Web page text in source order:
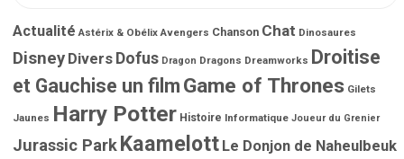
Actualité Astérix & Obélix Avengers Chanson Chat Dinosaures
Disney Divers Dofus Dragon Dragons Dreamworks Droitise
et Gauchise un film Game of Thrones Gilets
Jaunes Harry Potter Histoire Informatique Joueur du Grenier
Jurassic ParkKaamelott Le Donjon de Naheulbeuk